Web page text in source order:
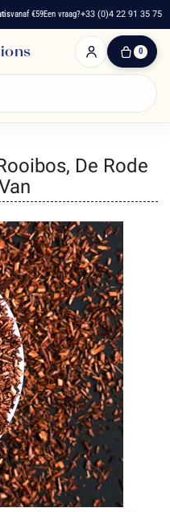
vanaf €59Een vraag?+33 (0)4 22 91 35 75
0
0
De Rode